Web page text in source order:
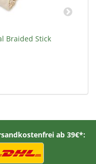
Braided Stick
ab 39€*: